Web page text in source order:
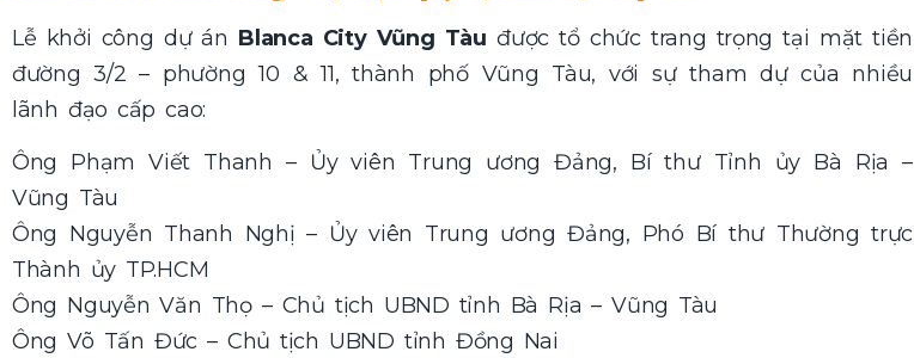
Lễ khởi công dự án Blanca City Vũng Tàu được tổ chức trang trọng tại mặt tiền
đường 3/2 – phường 10 & 11, thành phố Vũng Tàu, với sự tham dự của nhiều
lãnh đạo cấp cao:
Ông Phạm Viết Thanh – Ủy viên Trung ương Đảng, Bí thư Tỉnh ủy Bà Rịa –
Vũng Tàu
Ông Nguyễn Thanh Nghị – Ủy viên Trung ương Đảng, Phó Bí thư Thường trực
Thành ủy TP.HCM
Ông Nguyễn Văn Thọ – Chủ tịch UBND tỉnh Bà Rịa – Vũng Tàu
Ông Võ Tấn Đức – Chủ tịch UBND tỉnh Đồng Nai